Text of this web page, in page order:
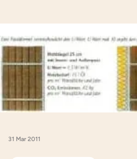
31 Mar 2011